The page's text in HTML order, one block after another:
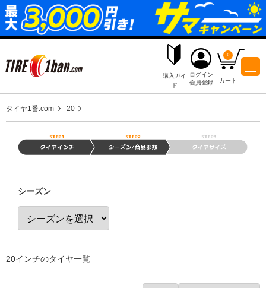
購入ガイ ログイン
タイヤ1番.com 20
シーズン
20インチのタイヤ一覧